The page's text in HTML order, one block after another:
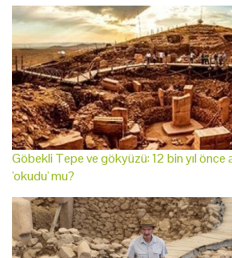
Göbekli Tepe ve gökyüzü: 12 bin yıl önce
'okudu' mu?